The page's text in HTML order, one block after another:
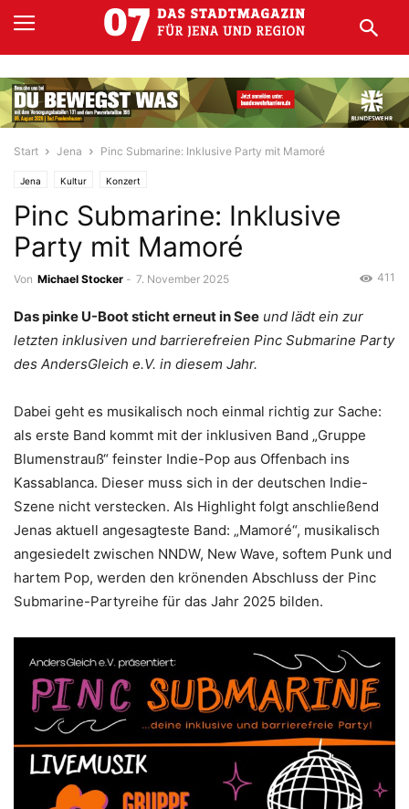
Start Jena Pinc Submarine: Inklusive Party mit Mamoré
Jena Kultur Konzert
Pinc Submarine: Inklusive
Party mit Mamoré
Von Michael Stocker - 7. November 2025 411
Das pinke U-Boot sticht erneut in See und lädt ein zur
letzten inklusiven und barrierefreien Pinc Submarine Party
des AndersGleich e.V. in diesem Jahr.
Dabei geht es musikalisch noch einmal richtig zur Sache:
als erste Band kommt mit der inklusiven Band „Gruppe
Blumenstrauß“ feinster Indie-Pop aus Offenbach ins
Kassablanca. Dieser muss sich in der deutschen Indie-
Szene nicht verstecken. Als Highlight folgt anschließend
Jenas aktuell angesagteste Band: „Mamoré“, musikalisch
angesiedelt zwischen NNDW, New Wave, softem Punk und
hartem Pop, werden den krönenden Abschluss der Pinc
Submarine-Partyreihe für das Jahr 2025 bilden.